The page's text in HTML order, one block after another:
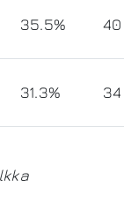
35.5% 40
31.3%